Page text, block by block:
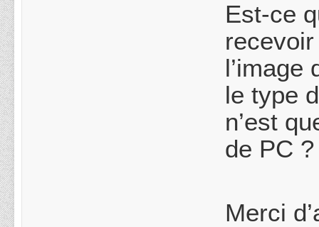
Est-ce
l’image
le type
n’est
de PC ?
Merci